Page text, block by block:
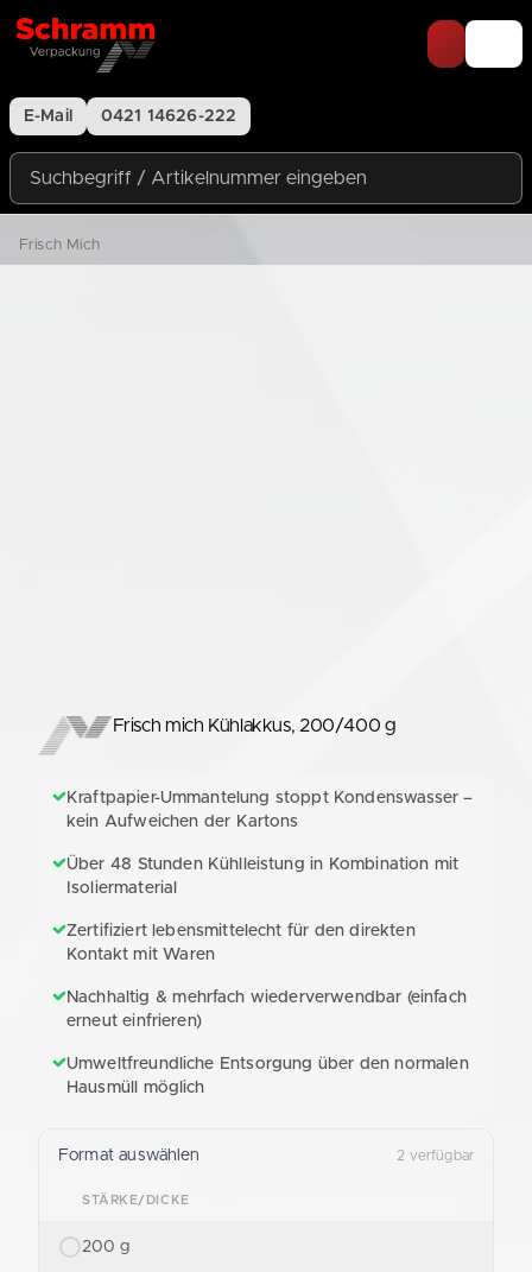
E-Mail 0421 14626-222
Suchbegriff / Artikelnummer eingeben
Frisch Mich
Frisch mich Kühlakkus, 200/400 g
Kraftpapier-Ummantelung stoppt Kondenswasser –
kein Aufweichen der Kartons
Über 48 Stunden Kühlleistung in Kombination mit
Isoliermaterial
Zertifiziert lebensmittelecht für den direkten
Kontakt mit Waren
Nachhaltig & mehrfach wiederverwendbar (einfach
erneut einfrieren)
Umweltfreundliche Entsorgung über den normalen
Hausmüll möglich
Format auswählen 2 verfügbar
STÄRKE/DICKE
200 g